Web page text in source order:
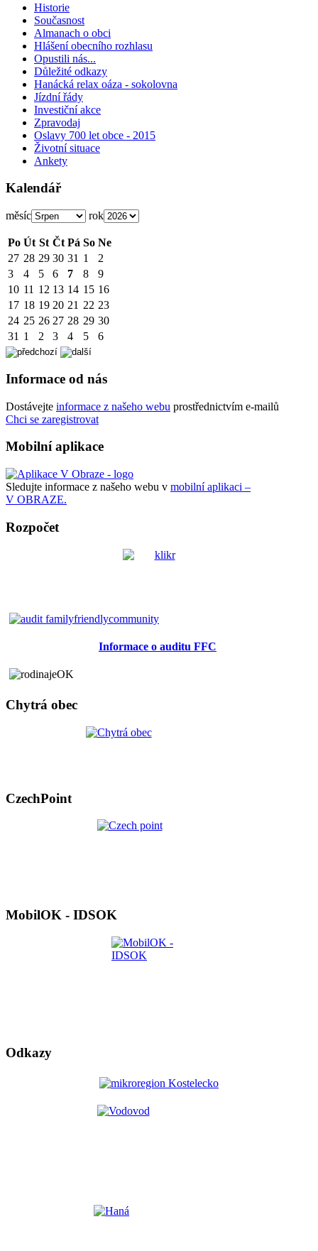
Historie
Současnost
Almanach o obci
Hlášení obecního rozhlasu
Opustili nás...
Důležité odkazy
Hanácká relax oáza - sokolovna
Jízdní řády
Investiční akce
Zpravodaj
Oslavy 700 let obce - 2015
Životní situace
Ankety
Kalendář
měsíc rok
Po Út St Čt Pá So Ne
27 28 29 30 31 1
2
3
4 5 6 7 8
9
10 11 12 13 14 15 16
17 18 19 20 21 22 23
24 25 26 27 28 29 30
31 1 2 3 4 5 6
Informace od nás
Dostávejte informace z našeho webu prostřednictvím e-mailů
Chci se zaregistrovat
Mobilní aplikace
Sledujte informace z našeho webu v mobilní aplikaci –
V OBRAZE.
Rozpočet
Informace o auditu FFC
Chytrá obec
CzechPoint
MobilOK - IDSOK
Odkazy